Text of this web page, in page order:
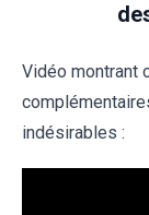
Vidéo montrant
indésirables :